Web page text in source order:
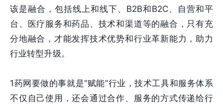
该是融合，包括线上和线下、B2B和B2C、自营和平
台、医疗服务和药品、技术和渠道等的融合，只有充
分地融合，才能发挥技术优势和行业革新能力，助力
行业转型升级。
1药网要做的事就是“赋能”行业，技术工具和服务体系
不仅自己使用，还会通过合作、服务的方式传递给行